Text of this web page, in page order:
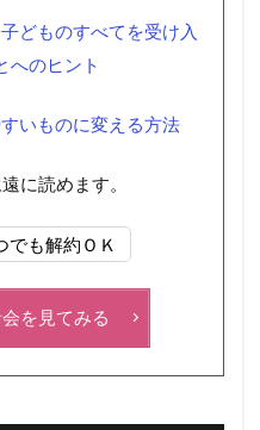
どものすべてを受け入
へのヒント
いものに変える方法
に読めます。
でも解約ＯＫ
を見てみる